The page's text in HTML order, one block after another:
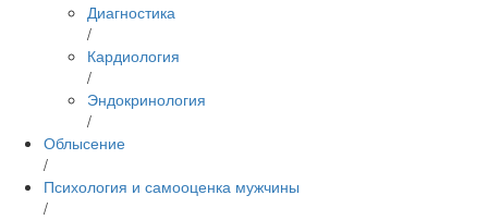
Диагностика
/
Кардиология
/
Эндокринология
/
Облысение
/
Психология и самооценка мужчины
/